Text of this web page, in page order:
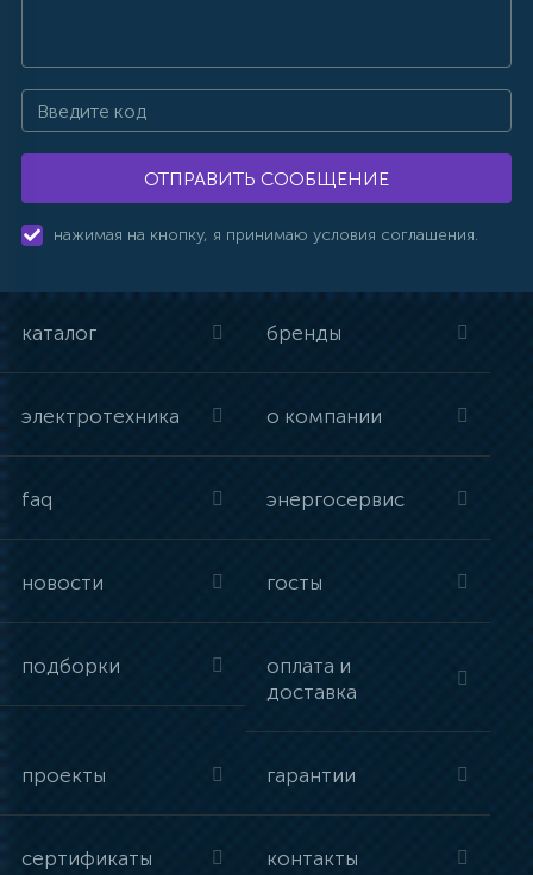
ОТПРАВИТЬ СООБЩЕНИЕ
нажимая на кнопку, я принимаю условия соглашения.
каталог бренды
электротехника о компании
faq энергосервис
новости госты
подборки
оплата и
доставка
проекты гарантии
сертификаты контакты